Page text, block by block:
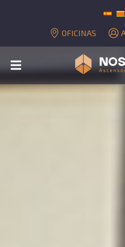
OFICINAS
Alternar
navegación